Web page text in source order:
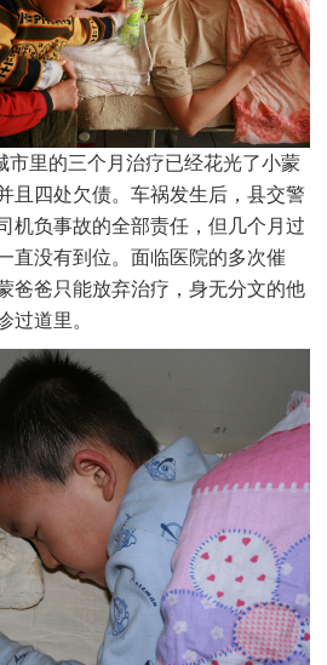
市里的三个月治疗已经花光了小蒙
且四处欠债。车祸发生后，县交警
机负事故的全部责任，但几个月过
直没有到位。面临医院的多次催
爸爸只能放弃治疗，身无分文的他
过道里。